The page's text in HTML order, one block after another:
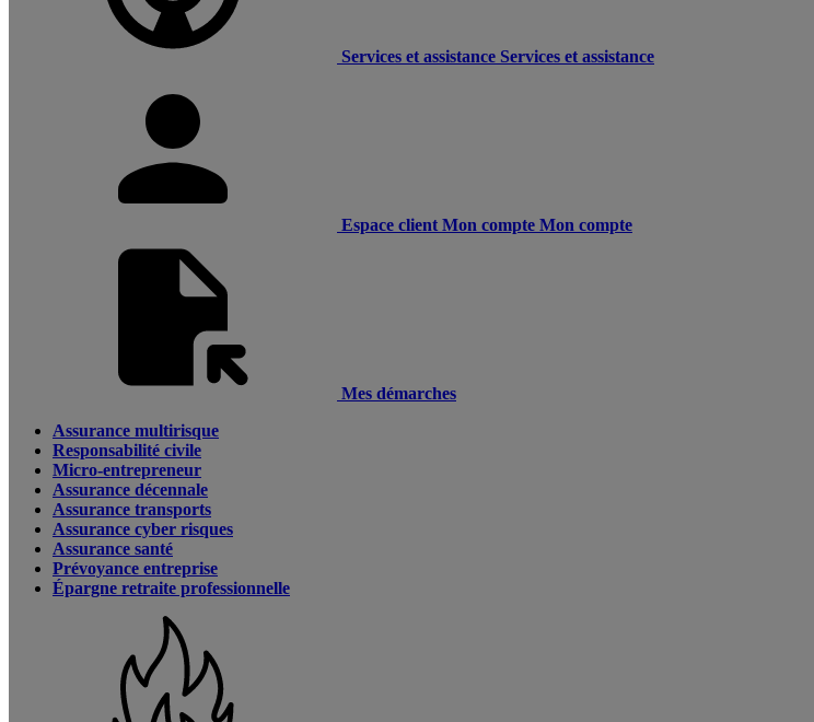
Services et assistance Services et assistance
Espace client Mon compte Mon compte
Mes démarches
Assurance multirisque
Responsabilité civile
Micro-entrepreneur
Assurance décennale
Assurance transports
Assurance cyber risques
Assurance santé
Prévoyance entreprise
Épargne retraite professionnelle